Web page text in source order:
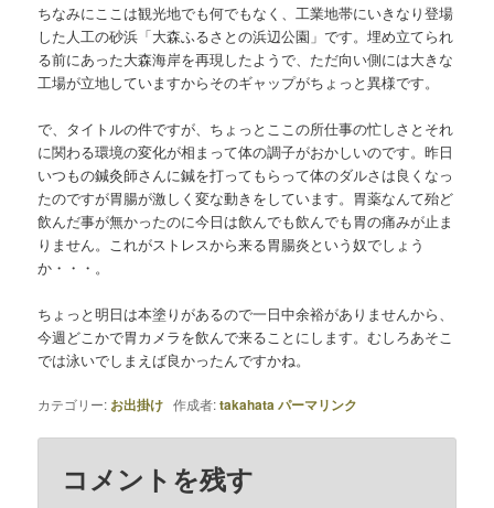
ちなみにここは観光地でも何でもなく、工業地帯にいきなり登場
した人工の砂浜「大森ふるさとの浜辺公園」です。埋め立てられ
る前にあった大森海岸を再現したようで、ただ向い側には大きな
工場が立地していますからそのギャップがちょっと異様です。
で、タイトルの件ですが、ちょっとここの所仕事の忙しさとそれ
に関わる環境の変化が相まって体の調子がおかしいのです。昨日
いつもの鍼灸師さんに鍼を打ってもらって体のダルさは良くなっ
たのですが胃腸が激しく変な動きをしています。胃薬なんて殆ど
飲んだ事が無かったのに今日は飲んでも飲んでも胃の痛みが止ま
りません。これがストレスから来る胃腸炎という奴でしょう
か・・・。
ちょっと明日は本塗りがあるので一日中余裕がありませんから、
今週どこかで胃カメラを飲んで来ることにします。むしろあそこ
では泳いでしまえば良かったんですかね。
カテゴリー: お出掛け 作成者:takahataパーマリンク
コメントを残す